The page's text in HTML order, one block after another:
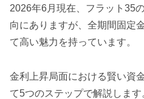
2026年6月現在、フラット35
向にありますが、全期間固定
て高い魅力を持っています。
金利上昇局面における賢い資
て5つのステップで解説しま